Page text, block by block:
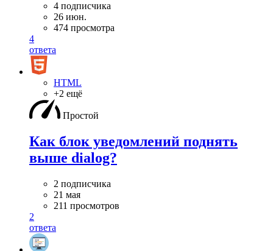
4 подписчика
26 июн.
474 просмотра
4
ответа
HTML
+2 ещё
Простой
Как блок уведомлений поднять
выше dialog?
2 подписчика
21 мая
211 просмотров
2
ответа